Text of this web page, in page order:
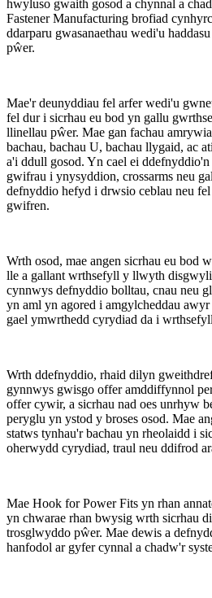
hwyluso gwaith gosod a chynnal a
Fastener Manufacturing brofiad
ddarparu gwasanaethau wedi'u
pŵer.
Mae'r deunyddiau fel arfer wedi'u
fel dur i sicrhau eu bod yn gallu
llinellau pŵer. Mae gan fachau
bachau, bachau U, bachau llygaid, ac
a'i ddull gosod. Yn cael ei
gwifrau i ynysyddion, crossarms neu
defnyddio hefyd i drwsio ceblau neu
gwifren.
Wrth osod, mae angen sicrhau eu bod
lle a gallant wrthsefyll y llwyth
cynnwys defnyddio bolltau, cnau neu
yn aml yn agored i amgylcheddau
gael ymwrthedd cyrydiad da i
Wrth ddefnyddio, rhaid dilyn
gynnwys gwisgo offer amddiffynnol
offer cywir, a sicrhau nad oes unrhyw
peryglu yn ystod y broses osod. Mae
statws tynhau'r bachau yn rheolaidd i
oherwydd cyrydiad, traul neu ddifrod
Mae Hook for Power Fits yn rhan
yn chwarae rhan bwysig wrth sicrhau
trosglwyddo pŵer. Mae dewis a
hanfodol ar gyfer cynnal a chadw'r